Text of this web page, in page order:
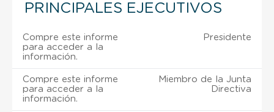
PRINCIPALES EJECUTIVOS
Compre este informe
para acceder a la
información.
Presidente
Compre este informe
para acceder a la
información.
Miembro de la Junta
Directiva